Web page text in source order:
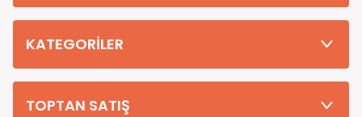
teslim edilmektedir. (kırsal köy kasaba gibi yerlere bu süre 7 güne
KATEGORİLER
TOPTAN SATIŞ